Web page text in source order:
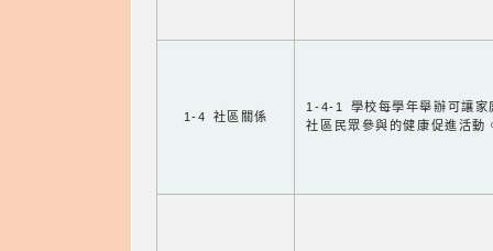
1-4 社區關係
1-4-1 學校每學年舉辦可讓家
社區民眾參與的健康促進活動